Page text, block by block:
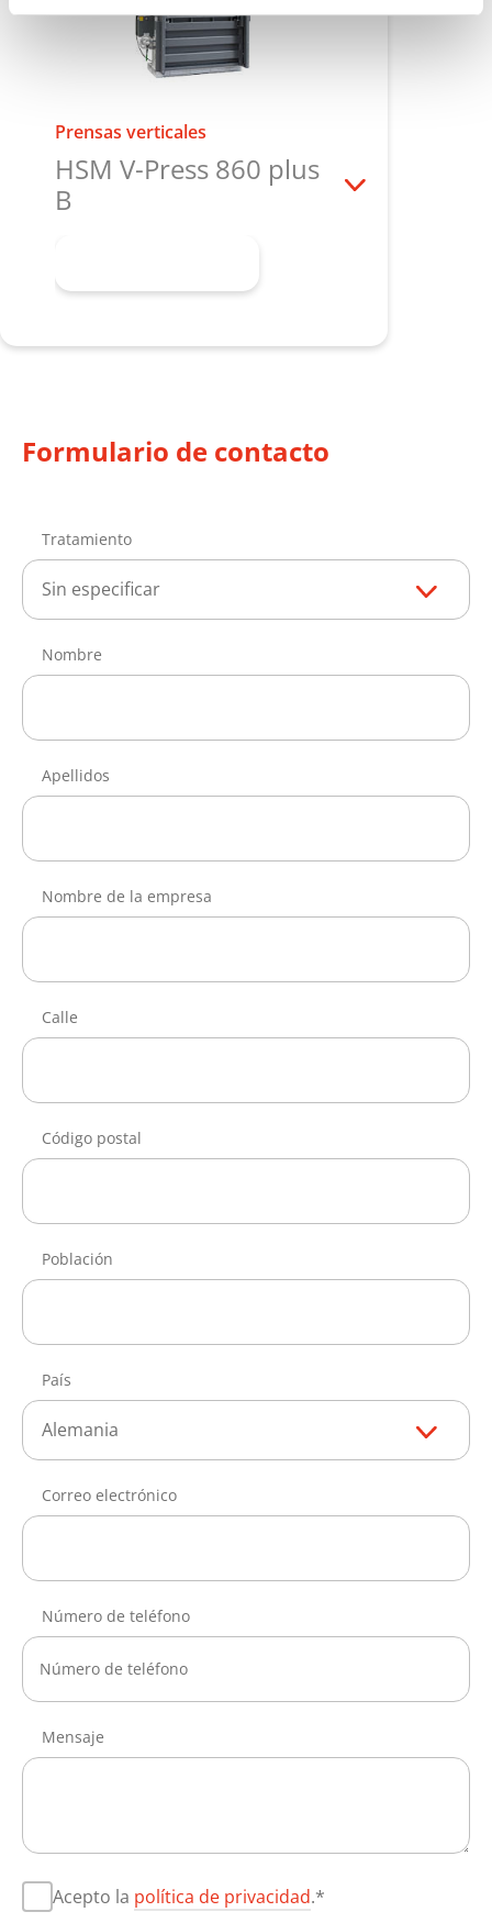
Prensas verticales
HSM V-Press 860 plus
B
Formulario de contacto
Tratamiento
Sin especificar
Nombre
Apellidos
Nombre de la empresa
Calle
Código postal
Población
País
Alemania
Correo electrónico
Número de teléfono
Mensaje
Acepto la política de privacidad.*